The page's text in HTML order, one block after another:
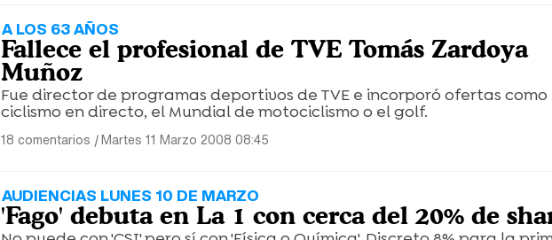
A LOS 63 AÑOS
Fallece el profesional de TVE Tomás Zardoya
Muñoz
Fue director de programas deportivos de TVE e incorporó ofertas como
ciclismo en directo, el Mundial de motociclismo o el golf.
18 comentarios |Martes 11 Marzo 2008 08:45
AUDIENCIAS LUNES 10 DE MARZO
'Fago' debuta en La 1 con cerca del 20% de